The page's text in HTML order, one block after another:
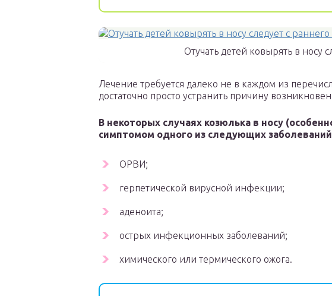
Отучать детей ковырять в носу
Лечение требуется далеко не в каждом из
достаточно просто устранить причину
В некоторых случаях козюлька в носу
симптомом одного из следующих
ОРВИ;
герпетической вирусной инфекции;
аденоита;
острых инфекционных заболеваний;
химического или термического ожога.